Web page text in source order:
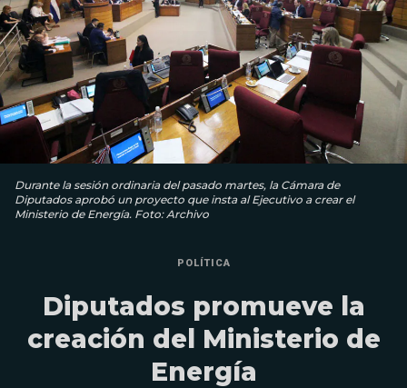
Durante la sesión ordinaria del pasado martes, la Cámara de
Diputados aprobó un proyecto que insta al Ejecutivo a crear el
Ministerio de Energía. Foto: Archivo
POLÍTICA
Diputados promueve la
creación del Ministerio de
Energía